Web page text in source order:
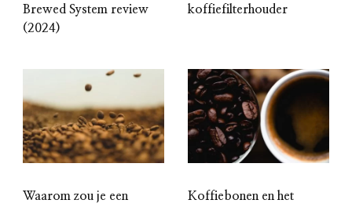
Brewed System review
(2024)
koffiefilterhouder
Waarom zou je een
Koffiebonen en het